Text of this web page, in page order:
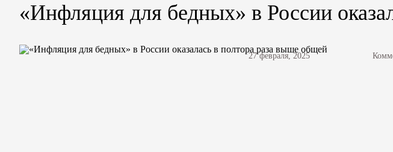
«Инфляция для бедных» в России
27 февраля, 2025